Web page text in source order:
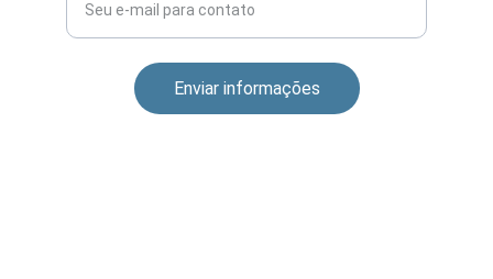
Enviar informações